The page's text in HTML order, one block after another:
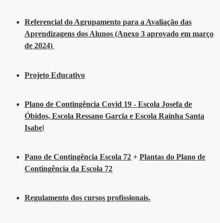
Referencial do Agrupamento para a Avaliação das
Aprendizagens dos Alunos (Anexo 3 aprovado em março
de 2024)
Projeto Educativo
Plano de Contingência Covid 19 - Escola Josefa de
Óbidos, Escola Ressano Garcia e Escola Raínha Santa
Isabel
Pano de Contingência Escola 72 + Plantas do Plano de
Contingência da Escola 72
Regulamento dos cursos profissionais.